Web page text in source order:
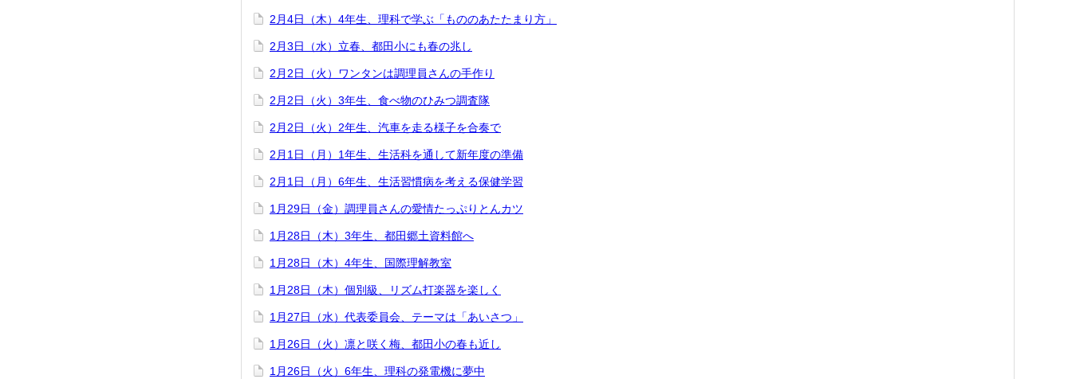
2月4日（木）4年生、理科で学ぶ「もののあたたまり方」
2月3日（水）立春、都田小にも春の兆し
2月2日（火）ワンタンは調理員さんの手作り
2月2日（火）3年生、食べ物のひみつ調査隊
2月2日（火）2年生、汽車を走る様子を合奏で
2月1日（月）1年生、生活科を通して新年度の準備
2月1日（月）6年生、生活習慣病を考える保健学習
1月29日（金）調理員さんの愛情たっぷりとんカツ
1月28日（木）3年生、都田郷土資料館へ
1月28日（木）4年生、国際理解教室
1月28日（木）個別級、リズム打楽器を楽しく
1月27日（水）代表委員会、テーマは「あいさつ」
1月26日（火）凛と咲く梅、都田小の春も近し
1月26日（火）6年生、理科の発電機に夢中